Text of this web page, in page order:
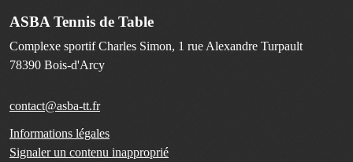
ASBA Tennis de Table
Complexe sportif Charles Simon, 1 rue Alexandre Turpault
78390 Bois-d'Arcy
contact@asba-tt.fr
Informations légales
Signaler un contenu inapproprié